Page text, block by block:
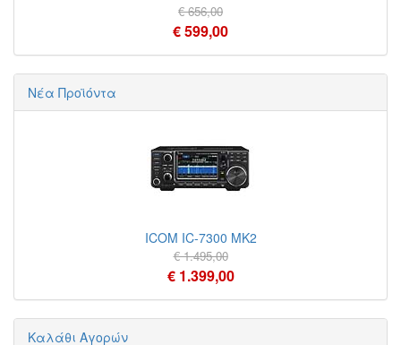
€ 656,00
€ 599,00
Νέα Προϊόντα
ICOM IC-7300 MK2
€ 1.495,00
€ 1.399,00
Καλάθι Αγορών